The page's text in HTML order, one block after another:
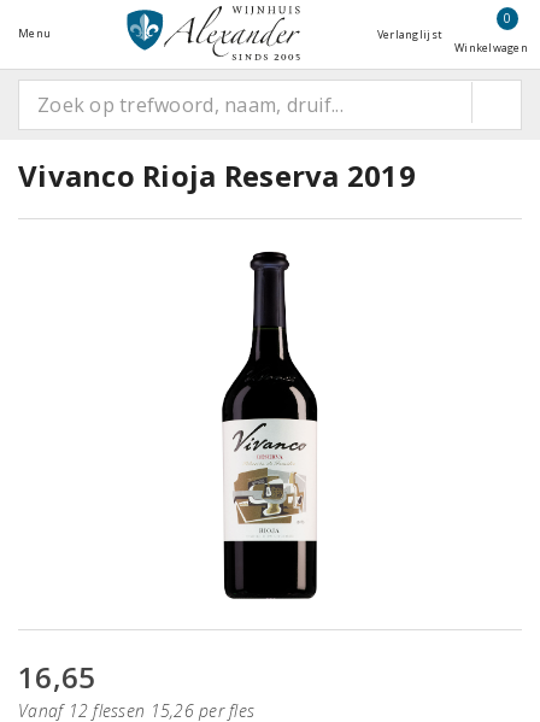
Menu Verlanglijst
0
Winkelwagen
Vivanco Rioja Reserva 2019
16,65
Vanaf 12 flessen 15,26 per fles